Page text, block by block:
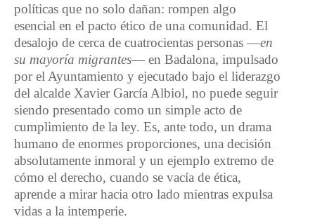
políticas que no solo dañan: rompen algo
esencial en el pacto ético de una comunidad. El
desalojo de cerca de cuatrocientas personas —en
su mayoría migrantes— en Badalona, impulsado
por el Ayuntamiento y ejecutado bajo el liderazgo
del alcalde Xavier García Albiol, no puede seguir
siendo presentado como un simple acto de
cumplimiento de la ley. Es, ante todo, un drama
humano de enormes proporciones, una decisión
absolutamente inmoral y un ejemplo extremo de
cómo el derecho, cuando se vacía de ética,
aprende a mirar hacia otro lado mientras expulsa
vidas a la intemperie.